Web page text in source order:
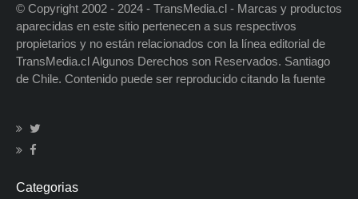
© Copyright 2002 - 2024 - TransMedia.cl - Marcas y productos
aparecidas en este sitio pertenecen a sus respectivos
propietarios y no están relacionados con la línea editorial de
TransMedia.cl Algunos Derechos son Reservados. Santiago
de Chile. Contenido puede ser reproducido citando la fuente
Categorias